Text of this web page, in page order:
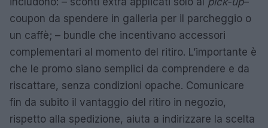
coupon da spendere in galleria per il parcheggio o
un caffè; – bundle che incentivano accessori
complementari al momento del ritiro. L’importante è
che le promo siano semplici da comprendere e da
riscattare, senza condizioni opache. Comunicare
fin da subito il vantaggio del ritiro in negozio,
rispetto alla spedizione, aiuta a indirizzare la scelta